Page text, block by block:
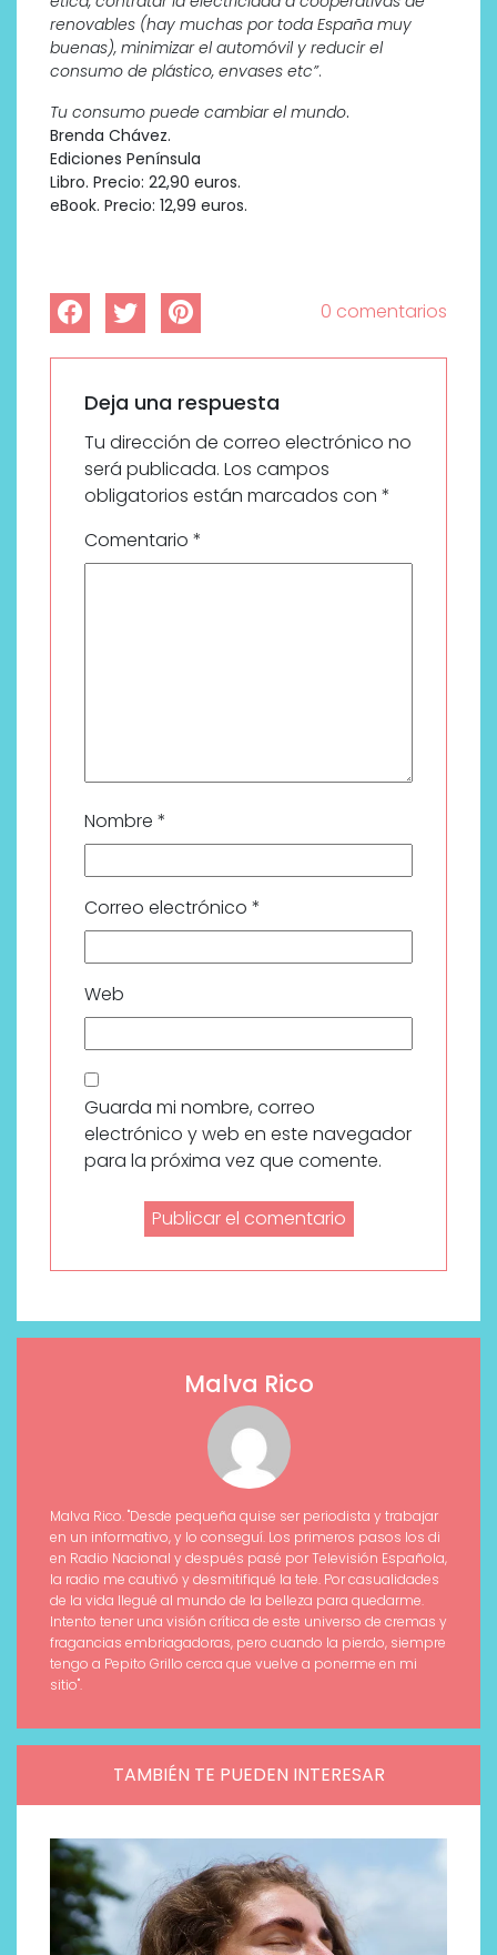
renovables (hay muchas por toda España muy
buenas), minimizar el automóvil y reducir el
consumo de plástico, envases etc”.
Tu consumo puede cambiar el mundo.
Brenda Chávez.
Ediciones Península
Libro. Precio: 22,90 euros.
eBook. Precio: 12,99 euros.
0 comentarios
Deja una respuesta
Tu dirección de correo electrónico no
será publicada. Los campos
obligatorios están marcados con *
Comentario *
Nombre *
Correo electrónico *
Web
Guarda mi nombre, correo
electrónico y web en este navegador
para la próxima vez que comente.
Malva Rico
Malva Rico. "Desde pequeña quise ser periodista y trabajar
en un informativo, y lo conseguí. Los primeros pasos los di
en Radio Nacional y después pasé por Televisión Española,
la radio me cautivó y desmitifiqué la tele. Por casualidades
de la vida llegué al mundo de la belleza para quedarme.
Intento tener una visión crítica de este universo de cremas y
fragancias embriagadoras, pero cuando la pierdo, siempre
tengo a Pepito Grillo cerca que vuelve a ponerme en mi
sitio".
TAMBIÉN TE PUEDEN INTERESAR